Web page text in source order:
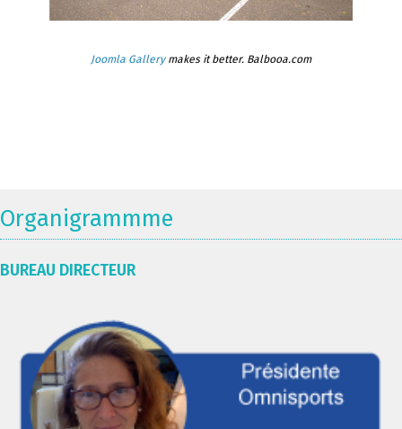
Joomla Gallerymakes it better. Balbooa.com
Organigrammme
BUREAU DIRECTEUR